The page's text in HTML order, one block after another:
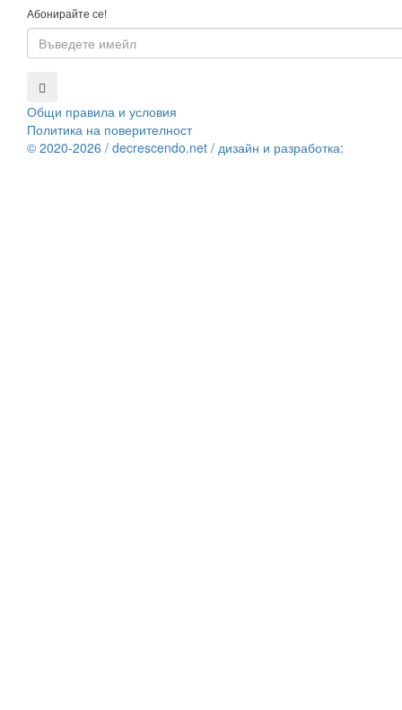
Абонирайте се!
Общи правила и условия
Политика на поверителност
© 2020-2026 / decrescendo.net / дизайн и разработка: